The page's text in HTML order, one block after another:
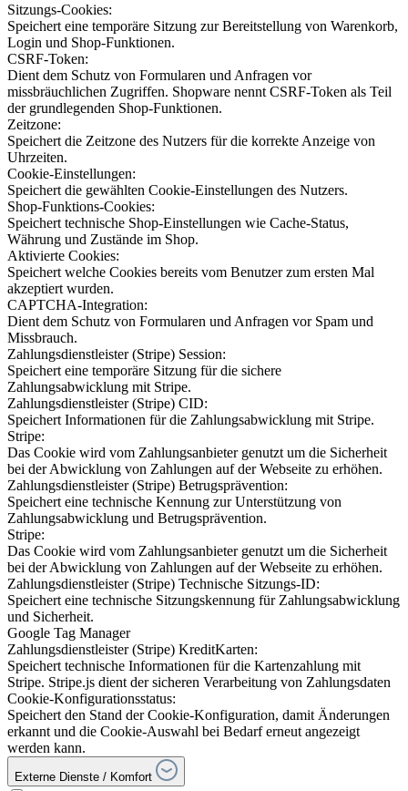
Sitzungs-Cookies:
Speichert eine temporäre Sitzung zur Bereitstellung von Warenkorb,
Login und Shop-Funktionen.
CSRF-Token:
Dient dem Schutz von Formularen und Anfragen vor
missbräuchlichen Zugriffen. Shopware nennt CSRF-Token als Teil
der grundlegenden Shop-Funktionen.
Zeitzone:
Speichert die Zeitzone des Nutzers für die korrekte Anzeige von
Uhrzeiten.
Cookie-Einstellungen:
Speichert die gewählten Cookie-Einstellungen des Nutzers.
Shop-Funktions-Cookies:
Speichert technische Shop-Einstellungen wie Cache-Status,
Währung und Zustände im Shop.
Aktivierte Cookies:
Speichert welche Cookies bereits vom Benutzer zum ersten Mal
akzeptiert wurden.
CAPTCHA-Integration:
Dient dem Schutz von Formularen und Anfragen vor Spam und
Missbrauch.
Zahlungsdienstleister (Stripe) Session:
Speichert eine temporäre Sitzung für die sichere
Zahlungsabwicklung mit Stripe.
Zahlungsdienstleister (Stripe) CID:
Speichert Informationen für die Zahlungsabwicklung mit Stripe.
Stripe:
Das Cookie wird vom Zahlungsanbieter genutzt um die Sicherheit
bei der Abwicklung von Zahlungen auf der Webseite zu erhöhen.
Zahlungsdienstleister (Stripe) Betrugsprävention:
Speichert eine technische Kennung zur Unterstützung von
Zahlungsabwicklung und Betrugsprävention.
Stripe:
Das Cookie wird vom Zahlungsanbieter genutzt um die Sicherheit
bei der Abwicklung von Zahlungen auf der Webseite zu erhöhen.
Zahlungsdienstleister (Stripe) Technische Sitzungs-ID:
Speichert eine technische Sitzungskennung für Zahlungsabwicklung
und Sicherheit.
Google Tag Manager
Zahlungsdienstleister (Stripe) KreditKarten:
Speichert technische Informationen für die Kartenzahlung mit
Stripe. Stripe.js dient der sicheren Verarbeitung von Zahlungsdaten
Cookie-Konfigurationsstatus:
Speichert den Stand der Cookie-Konfiguration, damit Änderungen
erkannt und die Cookie-Auswahl bei Bedarf erneut angezeigt
werden kann.
Externe Dienste / Komfort